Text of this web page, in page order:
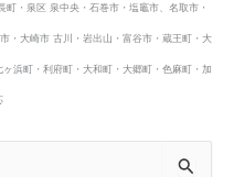
・泉区 泉中央・石巻市・塩竈市、名取市・
・大崎市 古川・岩出山・富谷市・蔵王町・大
浜町・利府町・大和町・大郷町・色麻町・加